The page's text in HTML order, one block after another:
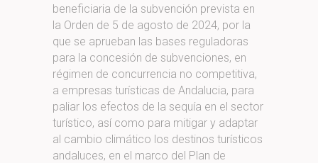
beneficiaria de la subvención prevista en
la Orden de 5 de agosto de 2024, por la
que se aprueban las bases reguladoras
para la concesión de subvenciones, en
régimen de concurrencia no competitiva,
a empresas turísticas de Andalucia, para
paliar los efectos de la sequía en el sector
turístico, así como para mitigar y adaptar
al cambio climático los destinos turísticos
andaluces, en el marco del Plan de